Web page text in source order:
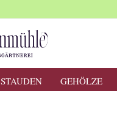
STAUDEN GEHÖLZE